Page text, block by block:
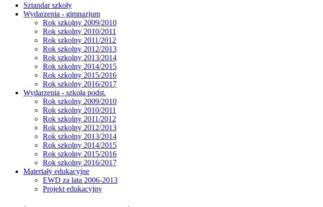
Sztandar szkoły
Wydarzenia - gimnazjum
Rok szkolny 2009/2010
Rok szkolny 2010/2011
Rok szkolny 2011/2012
Rok szkolny 2012/2013
Rok szkolny 2013/2014
Rok szkolny 2014/2015
Rok szkolny 2015/2016
Rok szkolny 2016/2017
Wydarzenia - szkoła podst.
Rok szkolny 2009/2010
Rok szkolny 2010/2011
Rok szkolny 2011/2012
Rok szkolny 2012/2013
Rok szkolny 2013/2014
Rok szkolny 2014/2015
Rok szkolny 2015/2016
Rok szkolny 2016/2017
Materiały edukacyjne
EWD za lata 2006-2013
Projekt edukacyjny